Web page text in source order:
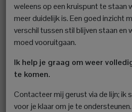
weleens op een kruispunt te staan
meer duidelijk is. Een goed inzicht
verschil tussen stil blijven staan en
moed vooruitgaan.
Ik help je graag om weer
te komen.
Contacteer mij gerust via de lijn; ik
voor je klaar om je te ondersteunen.